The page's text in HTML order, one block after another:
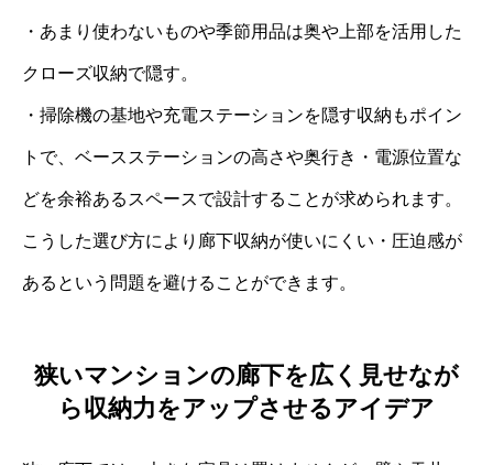
・あまり使わないものや季節用品は奥や上部を活用した
クローズ収納で隠す。
・掃除機の基地や充電ステーションを隠す収納もポイン
トで、ベースステーションの高さや奥行き・電源位置な
どを余裕あるスペースで設計することが求められます。
こうした選び方により廊下収納が使いにくい・圧迫感が
あるという問題を避けることができます。
狭いマンションの廊下を広く見せなが
ら収納力をアップさせるアイデア